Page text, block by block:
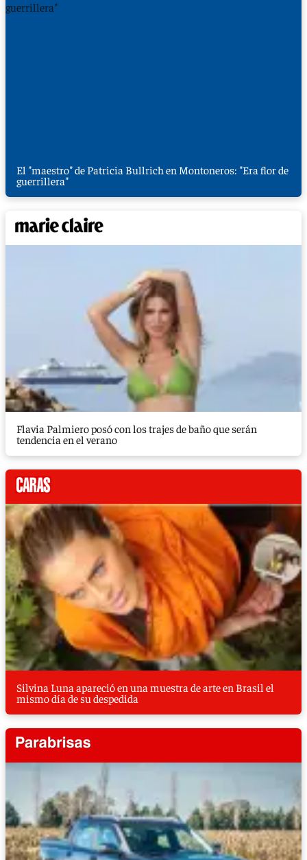
El "maestro" de Patricia Bullrich en Montoneros: "Era flor de
guerrillera"
Flavia Palmiero posó con los trajes de baño que serán
tendencia en el verano
Silvina Luna apareció en una muestra de arte en Brasil el
mismo día de su despedida